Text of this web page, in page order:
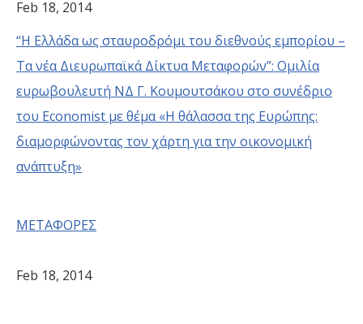
Feb 18, 2014
“Η Ελλάδα ως σταυροδρόμι του διεθνούς εμπορίου –
Τα νέα Διευρωπαϊκά Δίκτυα Μεταφορών”: Ομιλία
ευρωβουλευτή ΝΔ Γ. Κουμουτσάκου στο συνέδριο
του Economist με θέμα «Η θάλασσα της Ευρώπης:
διαμορφώνοντας τον χάρτη για την οικονομική
ανάπτυξη»
ΜΕΤΑΦΟΡΕΣ
Feb 18, 2014